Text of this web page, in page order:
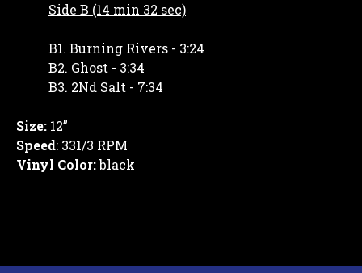
Side B (14 min 32 sec)
B1. Burning Rivers - 3:24
B2. Ghost - 3:34
B3. 2Nd Salt - 7:34
Size: 12”
Speed: 331/3 RPM
Vinyl Color:black